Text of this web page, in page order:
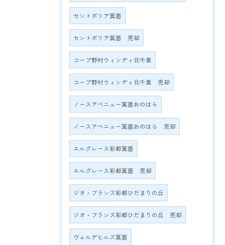
セントポリア箕面
セントポリア箕面 売却
コープ野村ウィンディ北千里
コープ野村ウィンディ北千里 売却
ノースアベニュー箕面おのはら
ノースアベニュー箕面おのはら 売却
エルグレース彩都箕面
エルグレース彩都箕面 売却
ジオ・ブランズ彩都ひだまりの丘
ジオ・ブランズ彩都ひだまりの丘 売却
ヴェルデヒルズ箕面